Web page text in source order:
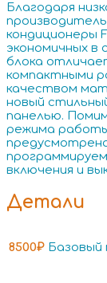
Благодаря
кондиционеры
экономичных в
блока
компактными
качеством
новый
панелью.
режима
включения и
Детали
8500₽